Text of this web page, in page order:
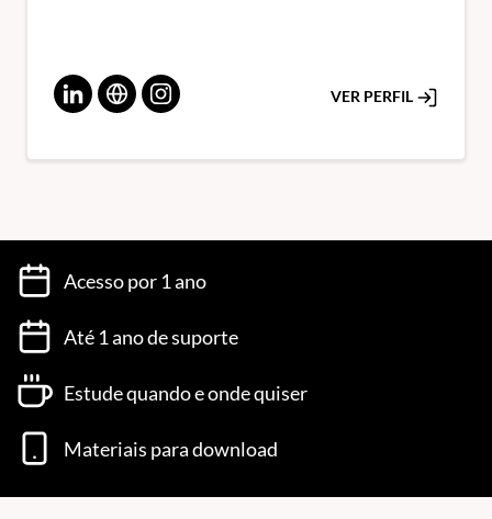
VER PERFIL
Acesso por 1 ano
Até 1 ano de suporte
Estude quando e onde quiser
Materiais para download